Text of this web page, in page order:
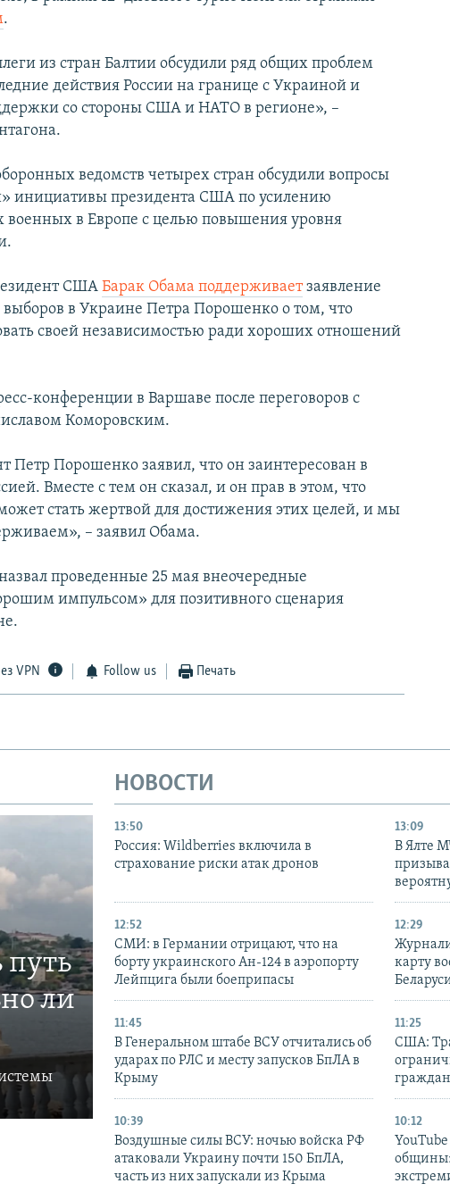
.
из стран Балтии обсудили ряд общих проблем
действия России на границе с Украиной и
со стороны США и НАТО в регионе», –
ведомств четырех стран обсудили вопросы
инициативы президента США по усилению
военных в Европе с целью повышения уровня
СШАБарак Обама поддерживаетзаявление
выборов в Украине Петра Порошенко о том, что
своей независимостью ради хороших отношений
конференции в Варшаве после переговоров с
Коморовским.
Петр Порошенко заявил, что он заинтересован в
Вместе с тем он сказал, и он прав в этом, что
стать жертвой для достижения этих целей, и мы
– заявил Обама.
проведенные 25 мая внеочередные
импульсом» для позитивного сценария
VPN Follow us Печать
путь
ли
НОВОСТИ
13:50
Россия: Wildberries включила в
страхование риски атак дронов
13:09
В Ялте
12:52
СМИ: в Германии отрицают, что на
борту украинского Ан-124 в аэропорту
Лейпцига были боеприпасы
12:29
карту
11:45
В Генеральном штабе ВСУ отчитались об
ударах по РЛС и месту запусков БпЛА в
Крыму
11:25
США:
10:39
Воздушные силы ВСУ: ночью войска РФ
атаковали Украину почти 150 БпЛА,
часть из них запускали из Крыма
10:12